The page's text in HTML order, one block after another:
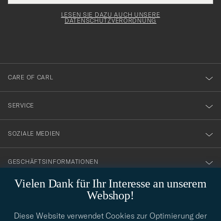
Vielen Dank für Ihr Interesse an unserem
Webshop!
Diese Website verwendet Cookies zur Optimierung der
Adresse
för
dig
till
vårt
nyhetsbrev!
LESEN SIE DAZU AUCH UNSERE
DATENSCHUTZVERORDNUNG
CARE OF CARL
SERVICE
SOZIALE MEDIEN
GESCHÄFTSINFORMATIONEN